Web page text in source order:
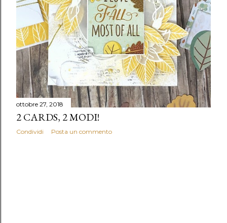
ottobre 27, 2018
2 CARDS, 2 MODI!
Condividi Posta un commento